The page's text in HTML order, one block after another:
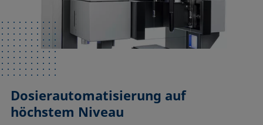
Dosierautomatisierung auf
höchstem Niveau